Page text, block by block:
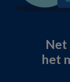
Net
het